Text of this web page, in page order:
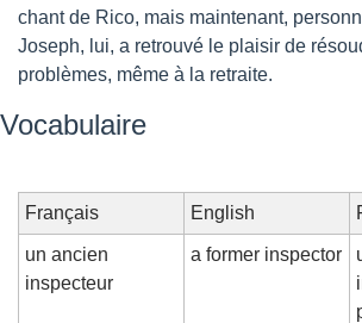
chant de Rico, mais maintenant,
Joseph, lui, a retrouvé le plaisir de
problèmes, même à la retraite.
Vocabulaire
Français English
un ancien
inspecteur
a former inspector